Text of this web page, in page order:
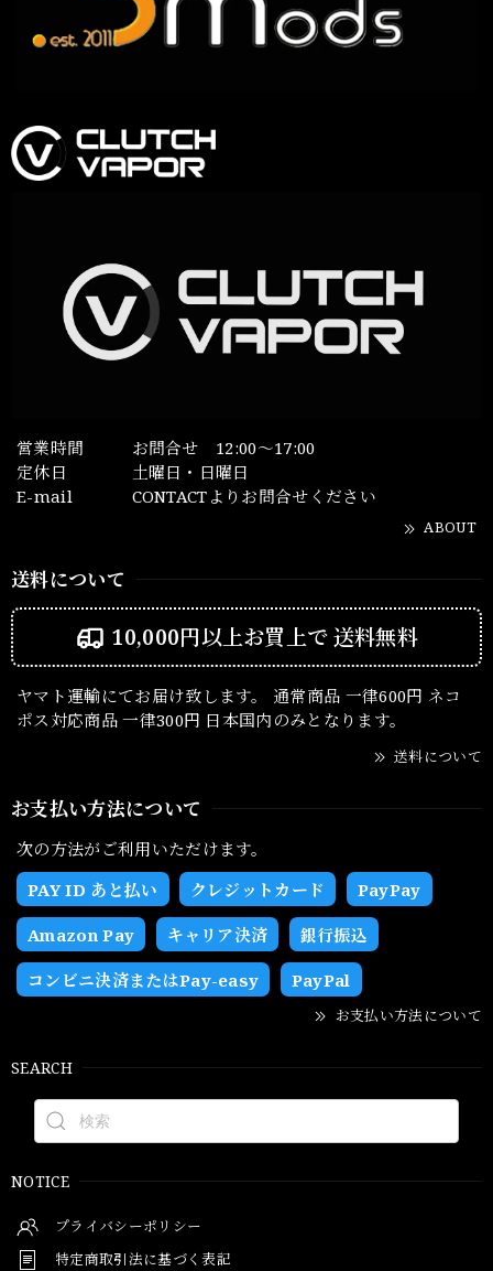
営業時間
お問合せ 12:00～17:00
定休日
土曜日・日曜日
E-mail
CONTACTよりお問合せください
ABOUT
送料について
10,000円以上お買上で送料無料
ヤマト運輸にてお届け致します。 通常商品 一律600円 ネコ
ポス対応商品 一律300円 日本国内のみとなります。
送料について
お支払い方法について
次の方法がご利用いただけます。
PAY ID あと払い
クレジットカード PayPay
Amazon Pay キャリア決済 銀行振込
コンビニ決済またはPay-easy PayPal
お支払い方法について
SEARCH
NOTICE
プライバシーポリシー
特定商取引法に基づく表記